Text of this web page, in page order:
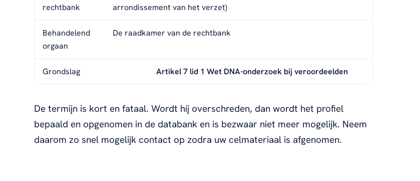
rechtbank
arrondissement van het verzet)
Behandelend
orgaan
De raadkamer van de rechtbank
Grondslag Artikel 7 lid 1 Wet DNA-onderzoek bij veroordeelden
De termijn is kort en fataal. Wordt hij overschreden, dan wordt het profiel
bepaald en opgenomen in de databank en is bezwaar niet meer mogelijk. Neem
daarom zo snel mogelijk contact op zodra uw celmateriaal is afgenomen.